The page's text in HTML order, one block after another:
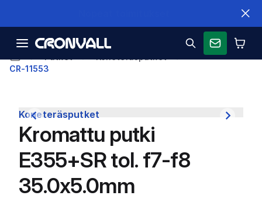
CR-11553
Koneteräsputket
Kromattu putki
E355+SR tol. f7-f8
35.0x5.0mm